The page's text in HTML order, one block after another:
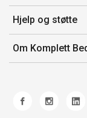
Ordreoversikt
Mine produkter
Salgsbetingelser
Avtalevilkår for
Produsenter
Hjelp og støtte
Kontakt oss
Retur
Ofte stilte spørsmål
Om Komplett